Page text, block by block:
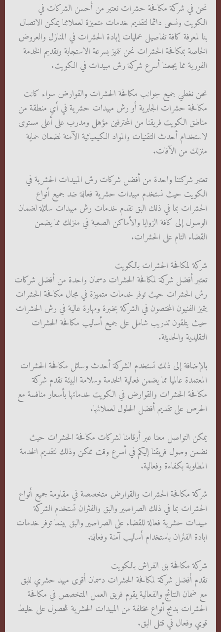
نحن في شركة مكافحة حشرات نعتبر من أحسن الشركات في
الكويت ونسعى دائما لتقديم خدمات متميزة لعملائنا يمكن الاتصال
بنا لمعرفة كافة تفاصيل عمليات إبادة الحشرات في المنازل والعروض
الخاصة بمكافحة الحشرات نحن نتميز بسرعة الاستجابة وتقديم الخدمة
الفورية مما يجعلنا أسرع شركة رش مبيدات في الكويت.
نحن نغطي جميع جوانب مكافحة الحشرات والقوارض سواء كانت
مكافحة حشرات الجابرية أو رش مبيدات حشرية في أي منطقة من
مناطق الكويت فريقنا من المحترفين مؤهل ومدرب على أعلى مستوى
لاستخدام أحدث التقنيات والمواد الكيميائية الآمنة لضمان حماية
منزلك من الآفات.
تعتبر شركتنا واحدة من أفضل شركات رش المبيدات الحشرية في
الكويت حيث نستخدم مبيدات حشرية فعالة ضد جميع أنواع
الحشرات بما في ذلك البق نقدم خدمات رش مبيدات سائلة لضمان
الوصول إلى كافة الزوايا والأماكن الصعبة في منزلك مما يضمن
القضاء التام على الحشرات.
شركة لمكافحة الحشرات بالكويت
تعتبر أفضل شركة لمكافحة الحشرات دسمان واحدة من أفضل شركات
رش الحشرات حيث توفر خدمات متميزة في مجال مكافحة الحشرات
يتميز الفنيون المختصون في الشركة بخبرة ومهارة عالية في رش الحشرات
حيث يتلقون تدريب شامل على جميع أساليب مكافحة الحشرات
التقليدية والحديثة.
بالإضافة إلى ذلك تستخدم الشركة أحدث وسائل مكافحة الحشرات
المعتمدة عالميا مما يضمن فعالية الخدمة وسلامة البيئة تقدم شركة
مكافحة الحشرات والقوارض في الكويت خدماتها بأسعار منافسة مع
الحرص على تقديم أفضل الحلول لعملائها.
يمكن التواصل معنا عبر أرقامنا لشركات مكافحة الحشرات حيث
نضمن وصول فريقنا إليكم في أسرع وقت ممكن وذلك لتقديم الخدمة
المطلوبة بكفاءة وفعالية.
شركة مكافحة الحشرات والقوارض متخصصة في مقاومة جميع أنواع
الحشرات بما في ذلك الصراصير والبق والفئران تستخدم الشركة
مبيدات حشرية فعالة للقضاء على الصراصير والبق بينما توفر خدمات
ابادة الفئران باستخدام أساليب آمنة وفعالة.
شركة مكافحة بق الفراش بالكويت
تقدم أفضل شركة لمكافحة الحشرات دسمان أقوى مبيد حشري للبق
مع ضمان النتائج والفعالية يقوم فريق العمل المتخصص في مكافحة
الحشرات بدمج أنواع مختلفة من المبيدات الحشرية للحصول على خليط
قوي وفعال في قتل البق.